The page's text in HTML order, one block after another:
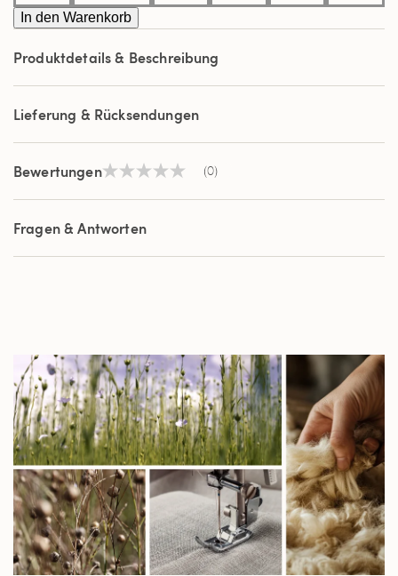
In den Warenkorb
Produktdetails & Beschreibung
Lieferung & Rücksendungen
BewertungenKein
Link
derselben
(0)
Fragen & Antworten